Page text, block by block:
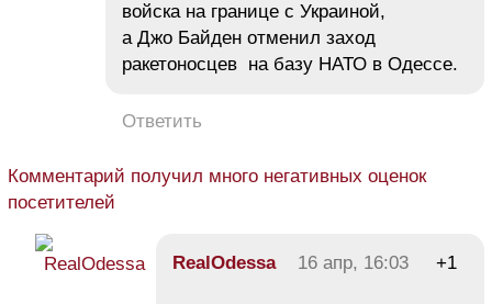
войска на границе с Украиной,
а Джо Байден отменил заход
ракетоносцев на базу НАТО в Одессе.
Ответить
Комментарий получил много негативных оценок
посетителей
RealOdessa 16 апр, 16:03 +1